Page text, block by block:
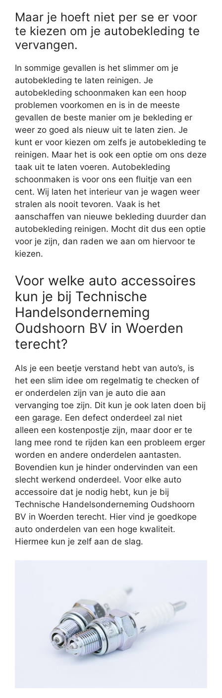
Maar je hoeft niet per se er voor
te kiezen om je autobekleding te
vervangen.
In sommige gevallen is het slimmer om je
autobekleding te laten reinigen. Je
autobekleding schoonmaken kan een hoop
problemen voorkomen en is in de meeste
gevallen de beste manier om je bekleding er
weer zo goed als nieuw uit te laten zien. Je
kunt er voor kiezen om zelfs je autobekleding te
reinigen. Maar het is ook een optie om ons deze
taak uit te laten voeren. Autobekleding
schoonmaken is voor ons een fluitje van een
cent. Wij laten het interieur van je wagen weer
stralen als nooit tevoren. Vaak is het
aanschaffen van nieuwe bekleding duurder dan
autobekleding reinigen. Mocht dit dus een optie
voor je zijn, dan raden we aan om hiervoor te
kiezen.
Voor welke auto accessoires
kun je bij Technische
Handelsonderneming
Oudshoorn BV in Woerden
terecht?
Als je een beetje verstand hebt van auto’s, is
het een slim idee om regelmatig te checken of
er onderdelen zijn van je auto die aan
vervanging toe zijn. Dit kun je ook laten doen bij
een garage. Een defect onderdeel zal niet
alleen een kostenpostje zijn, maar door er te
lang mee rond te rijden kan een probleem erger
worden en andere onderdelen aantasten.
Bovendien kun je hinder ondervinden van een
slecht werkend onderdeel. Voor elke auto
accessoire dat je nodig hebt, kun je bij
Technische Handelsonderneming Oudshoorn
BV in Woerden terecht. Hier vind je goedkope
auto onderdelen van een hoge kwaliteit.
Hiermee kun je zelf aan de slag.